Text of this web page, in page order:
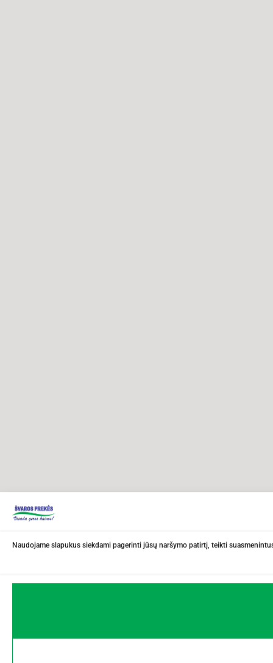
Naudojame slapukus siekdami pagerinti jūsų naršymo patirtį, teikti